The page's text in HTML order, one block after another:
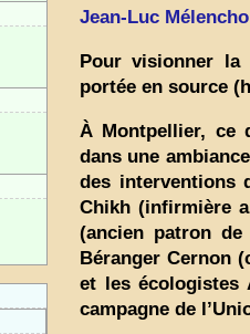
Jean-Luc
Pour visionner la
portée en source
À Montpellier, ce
dans une
des interventions
Chikh (infirmière
(ancien patron
Béranger Cernon
et les écologistes
campagne de